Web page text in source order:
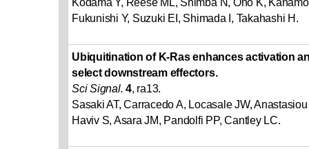
Kodama Y, Reese ML, Shimba N, Ono K,
Fukunishi Y, Suzuki EI, Shimada I, Takahashi H.
Ubiquitination of K-Ras enhances activation
select downstream effectors.
Sci Signal. 4, ra13.
Sasaki AT, Carracedo A, Locasale JW,
Haviv S, Asara JM, Pandolfi PP, Cantley LC.